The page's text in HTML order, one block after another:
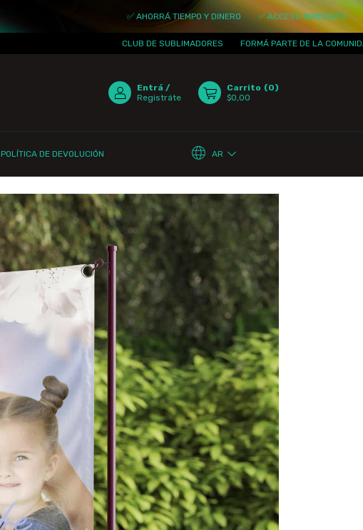
✅ AHORRÁ TIEMPO Y DINERO ✅ ACCESO INMEDIATO ✅
CLUB DE SUBLIMADORES FORMÁ PARTE DE LA COMUNIDAD ¡TE
Entrá /
Registráte
Carrito (0)
$0,00
POLÍTICA DE DEVOLUCIÓN AR